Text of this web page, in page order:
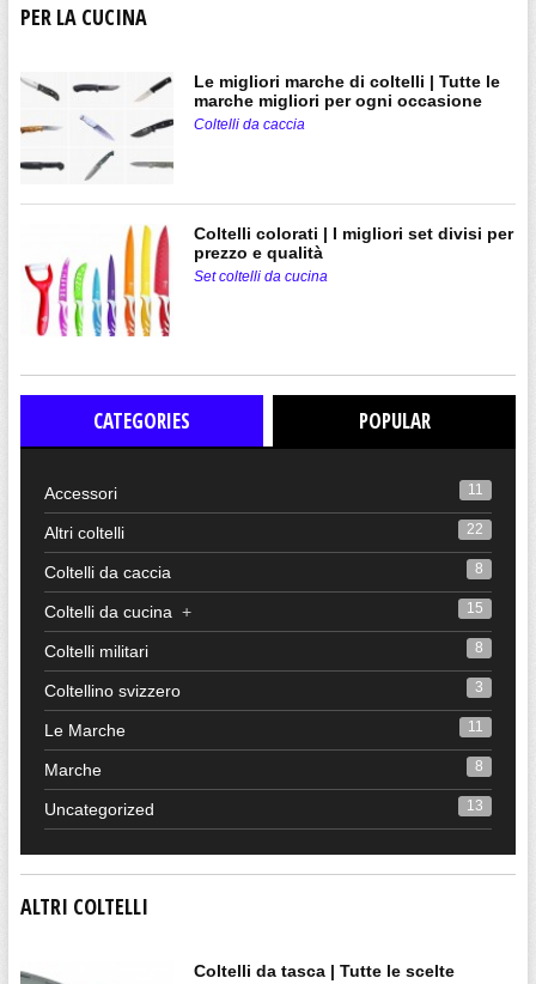
PER LA CUCINA
Le migliori marche di coltelli | Tutte le
marche migliori per ogni occasione
Coltelli da caccia
Coltelli colorati | I migliori set divisi per
prezzo e qualità
Set coltelli da cucina
CATEGORIES POPULAR
Accessori 11
Altri coltelli 22
Coltelli da caccia 8
Coltelli da cucina + 15
Coltelli militari 8
Coltellino svizzero 3
Le Marche 11
Marche 8
Uncategorized 13
ALTRI COLTELLI
Coltelli da tasca | Tutte le scelte